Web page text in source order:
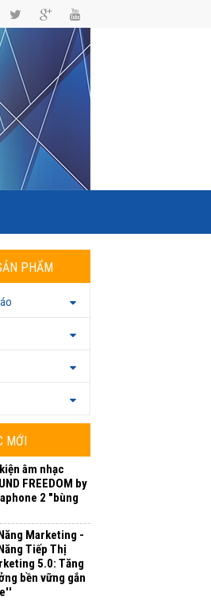
PHẨM
MỚI
âm nhạc
FREEDOM by
2 "bùng
Marketing -
Tiếp Thị
5.0: Tăng
bền vững gắn